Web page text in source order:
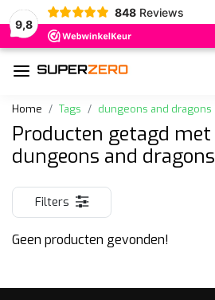
9,8
848 Reviews
Home Tags dungeons and dragons
Producten getagd met
dungeons and dragons
Filters
Geen producten gevonden!